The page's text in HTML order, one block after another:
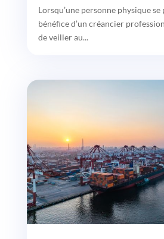
Lorsqu’une personne physique
bénéfice d’un créancier
de veiller au...